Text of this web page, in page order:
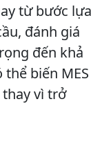
từ bước lựa
đánh giá
đến khả
biến MES
vì trở